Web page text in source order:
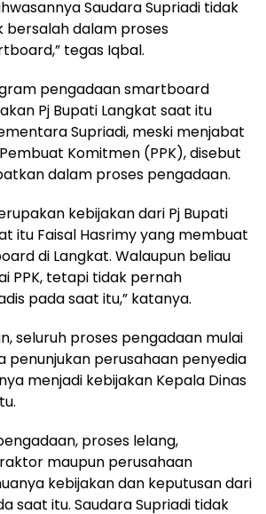
Saudara Supriadi tidak
dalam proses
tegas Iqbal.
pengadaan smartboard
Pj Bupati Langkat saat itu
Supriadi, meski menjabat
Komitmen (PPK), disebut
dalam proses pengadaan.
kebijakan dari Pj Bupati
itu Faisal Hasrimy yang membuat
di Langkat. Walaupun beliau
PPK, tetapi tidak pernah
pada saat itu,” katanya.
seluruh proses pengadaan mulai
penunjukan perusahaan penyedia
menjadi kebijakan Kepala Dinas
proses lelang,
maupun perusahaan
kebijakan dan keputusan dari
saat itu. Saudara Supriadi tidak